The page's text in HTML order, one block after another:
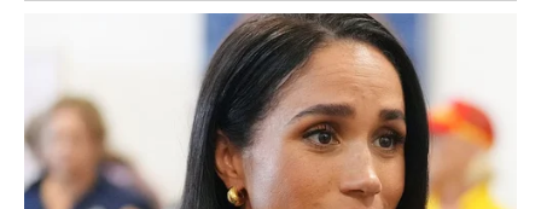
Intuicija vas vodi prema pravom rješenju.
Odgovor koji tražite nalazi se mnogo bliže nego što
mislite.